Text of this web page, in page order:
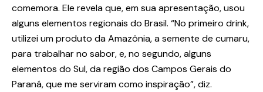
comemora. Ele revela que, em sua apresentação, usou
alguns elementos regionais do Brasil. “No primeiro drink,
utilizei um produto da Amazônia, a semente de cumaru,
para trabalhar no sabor, e, no segundo, alguns
elementos do Sul, da região dos Campos Gerais do
Paraná, que me serviram como inspiração”, diz.